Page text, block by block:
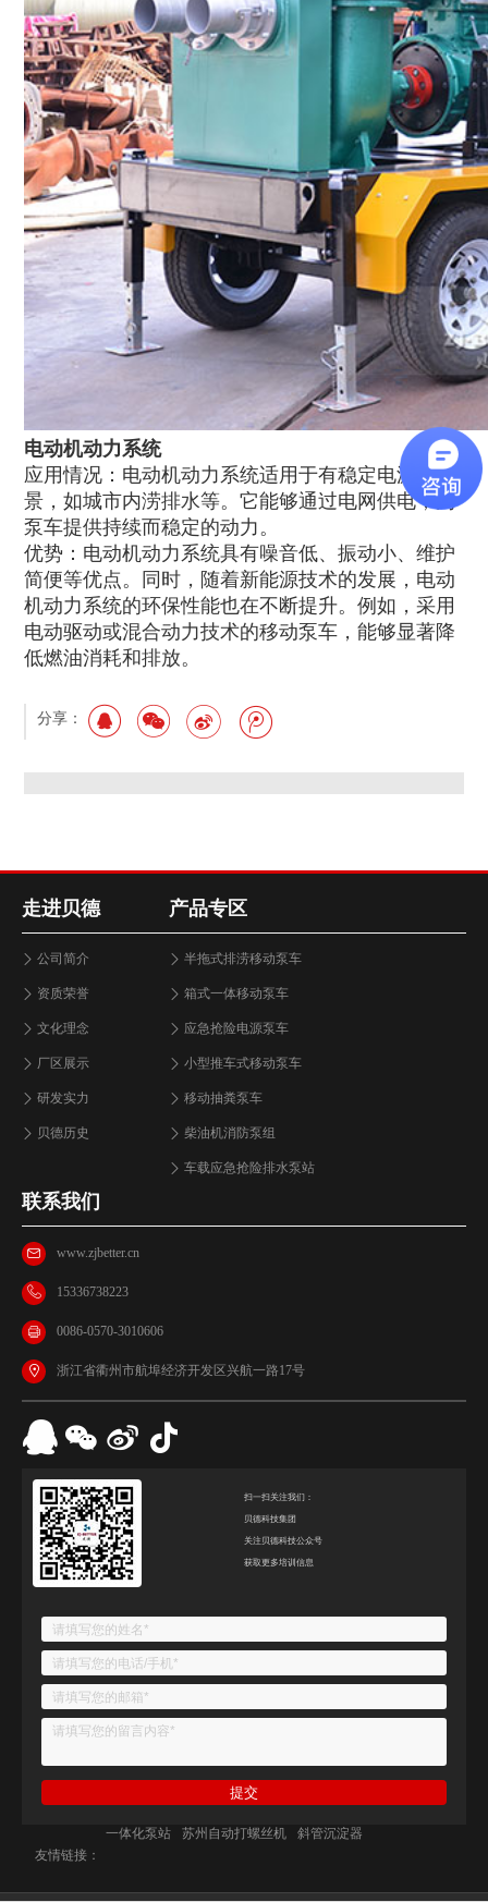
电动机动力系统
应用情况：电动机动力系统适用于有稳定电源的场
景，如城市内涝排水等。它能够通过电网供电，为
泵车提供持续而稳定的动力。
优势：电动机动力系统具有噪音低、振动小、维护
简便等优点。同时，随着新能源技术的发展，电动
机动力系统的环保性能也在不断提升。例如，采用
电动驱动或混合动力技术的移动泵车，能够显著降
低燃油消耗和排放。
分享：
走进贝德
公司简介
资质荣誉
文化理念
厂区展示
研发实力
贝德历史
产品专区
半拖式排涝移动泵车
箱式一体移动泵车
应急抢险电源泵车
小型推车式移动泵车
移动抽粪泵车
柴油机消防泵组
车载应急抢险排水泵站
联系我们
www.zjbetter.cn
15336738223
0086-0570-3010606
浙江省衢州市航埠经济开发区兴航一路17号
扫一扫关注我们：
贝德科技集团
关注贝德科技公众号
获取更多培训信息
友情链接：
一体化泵站 苏州自动打螺丝机 斜管沉淀器